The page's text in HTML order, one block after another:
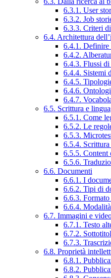
6.3.1. User
6.3.2. Job
6.3.3. Criteri
6.4. Architettura
6.4.1. Definire
6.4.2.
6.4.3. Flussi
6.4.4. Sistemi
6.4.5.
6.4.6.
6.4.7.
6.5. Scrittura e
6.5.1. Come
6.5.2. Le
6.5.3.
6.5.4.
6.5.5. Content
6.5.6.
6.6. Documenti
6.6.1. I
6.6.2. Tipi di
6.6.3.
6.6.4.
6.7. Immagini e
6.7.1. Testo
6.7.2.
6.7.3.
6.8. Proprietà
6.8.1.
6.8.2.